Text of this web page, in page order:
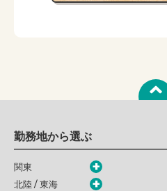
勤務地から選ぶ
関東
北陸 / 東海